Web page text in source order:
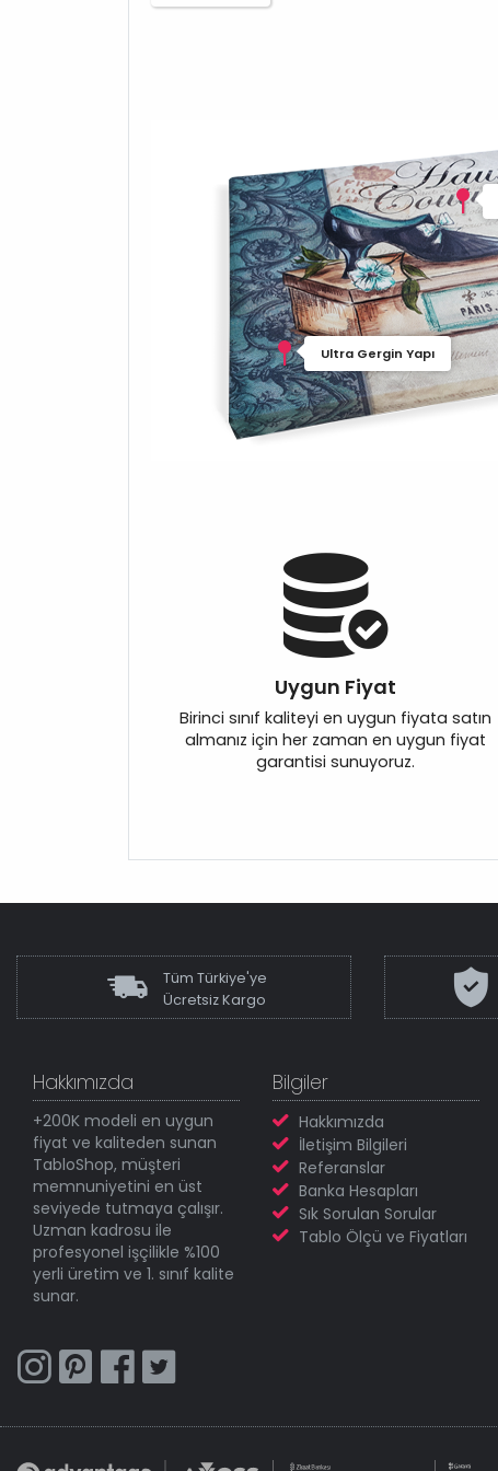
Ultra Gergin Yapı
Uygun Fiyat
Birinci sınıf kaliteyi en uygun fiyata satın
almanız için her zaman en uygun fiyat
garantisi sunuyoruz.
Tüm Türkiye'ye
Ücretsiz Kargo
Hakkımızda
+200K modeli en uygun
fiyat ve kaliteden sunan
TabloShop, müşteri
memnuniyetini en üst
seviyede tutmaya çalışır.
Uzman kadrosu ile
profesyonel işçilikle %100
yerli üretim ve 1. sınıf kalite
sunar.
Bilgiler
Hakkımızda
İletişim Bilgileri
Referanslar
Banka Hesapları
Sık Sorulan Sorular
Tablo Ölçü ve Fiyatları